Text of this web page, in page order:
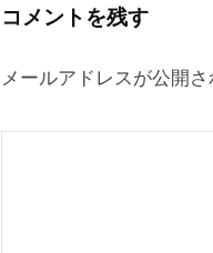
ー
シ
ン
コメントを残す
メールアドレスが公開さ